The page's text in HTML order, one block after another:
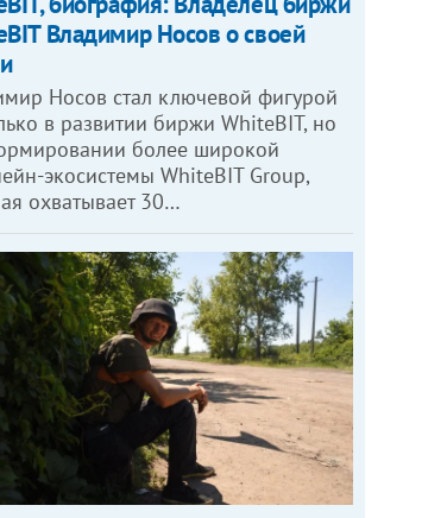
Владимир Носов о своей
Носов стал ключевой фигурой
в развитии биржи WhiteBIT, но
более широкой
экосистемы WhiteBIT Group,
охватывает 30…